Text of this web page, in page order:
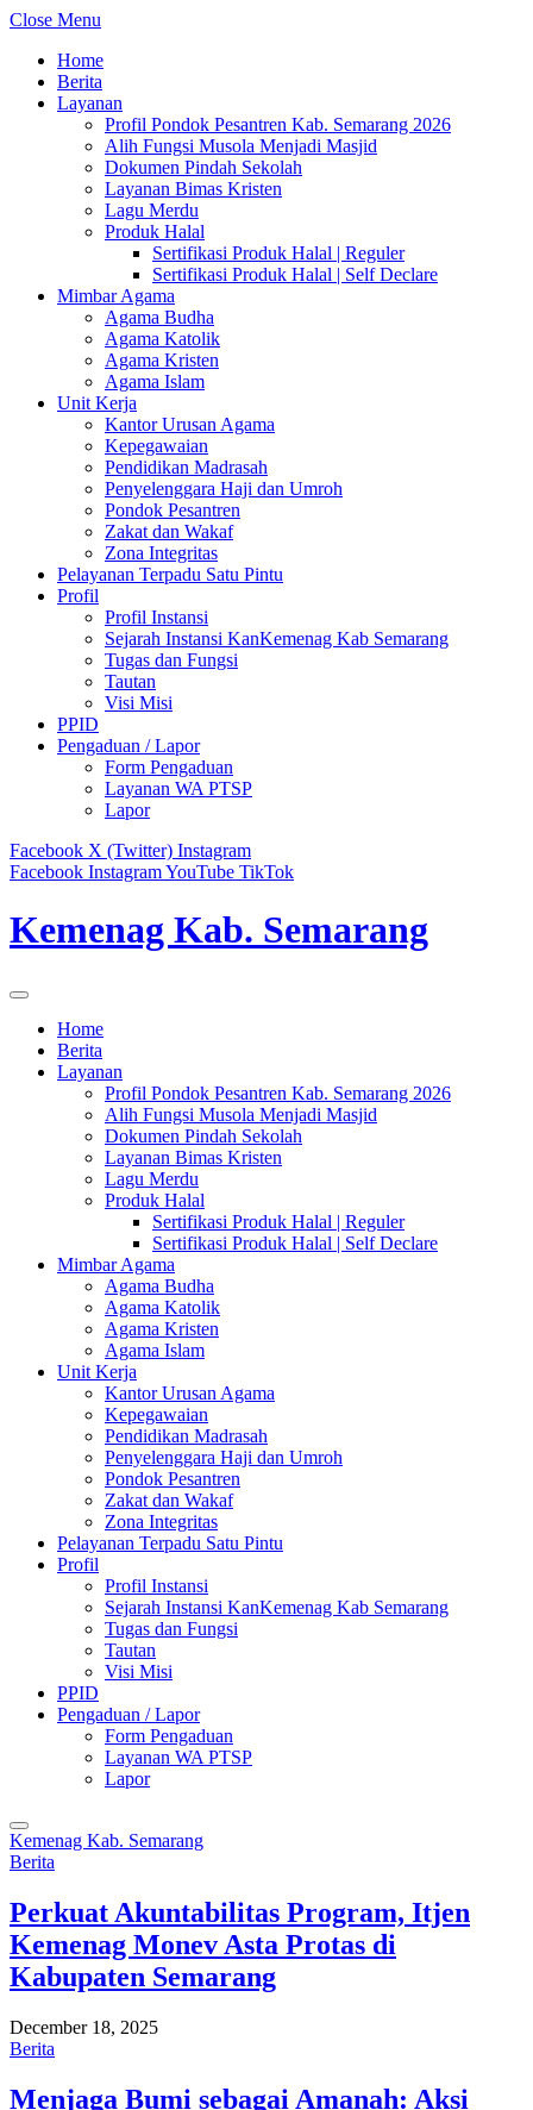
Close Menu
Home
Berita
Layanan
Profil Pondok Pesantren Kab. Semarang 2026
Alih Fungsi Musola Menjadi Masjid
Dokumen Pindah Sekolah
Layanan Bimas Kristen
Lagu Merdu
Produk Halal
Sertifikasi Produk Halal | Reguler
Sertifikasi Produk Halal | Self Declare
Mimbar Agama
Agama Budha
Agama Katolik
Agama Kristen
Agama Islam
Unit Kerja
Kantor Urusan Agama
Kepegawaian
Pendidikan Madrasah
Penyelenggara Haji dan Umroh
Pondok Pesantren
Zakat dan Wakaf
Zona Integritas
Pelayanan Terpadu Satu Pintu
Profil
Profil Instansi
Sejarah Instansi KanKemenag Kab Semarang
Tugas dan Fungsi
Tautan
Visi Misi
PPID
Pengaduan / Lapor
Form Pengaduan
Layanan WA PTSP
Lapor
Facebook X (Twitter) Instagram
Facebook InstagramYouTube TikTok
Kemenag Kab. Semarang
Home
Berita
Layanan
Profil Pondok Pesantren Kab. Semarang 2026
Alih Fungsi Musola Menjadi Masjid
Dokumen Pindah Sekolah
Layanan Bimas Kristen
Lagu Merdu
Produk Halal
Sertifikasi Produk Halal | Reguler
Sertifikasi Produk Halal | Self Declare
Mimbar Agama
Agama Budha
Agama Katolik
Agama Kristen
Agama Islam
Unit Kerja
Kantor Urusan Agama
Kepegawaian
Pendidikan Madrasah
Penyelenggara Haji dan Umroh
Pondok Pesantren
Zakat dan Wakaf
Zona Integritas
Pelayanan Terpadu Satu Pintu
Profil
Profil Instansi
Sejarah Instansi KanKemenag Kab Semarang
Tugas dan Fungsi
Tautan
Visi Misi
PPID
Pengaduan / Lapor
Form Pengaduan
Layanan WA PTSP
Lapor
Kemenag Kab. Semarang
Berita
Perkuat Akuntabilitas Program, Itjen
Kemenag Monev Asta Protas di
Kabupaten Semarang
December 18, 2025
Berita
Menjaga Bumi sebagai Amanah: Aksi